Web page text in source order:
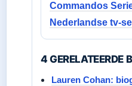
Commandos
Nederlandse tv-
4 GERELATEERDE
Lauren Cohan: